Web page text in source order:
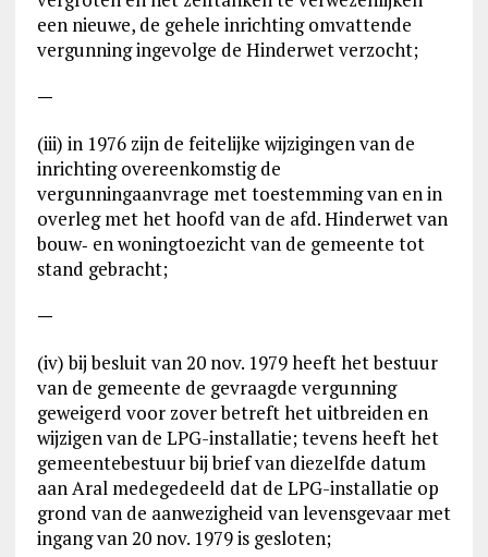
een nieuwe, de gehele inrichting omvattende
vergunning ingevolge de Hinderwet verzocht;
—
(iii) in 1976 zijn de feitelijke wijzigingen van de
inrichting overeenkomstig de
vergunningaanvrage met toestemming van en in
overleg met het hoofd van de afd. Hinderwet van
bouw‑ en woningtoezicht van de gemeente tot
stand gebracht;
—
(iv) bij besluit van 20 nov. 1979 heeft het bestuur
van de gemeente de gevraagde vergunning
geweigerd voor zover betreft het uitbreiden en
wijzigen van de LPG-installatie; tevens heeft het
gemeentebestuur bij brief van diezelfde datum
aan Aral medegedeeld dat de LPG-installatie op
grond van de aanwezigheid van levensgevaar met
ingang van 20 nov. 1979 is gesloten;